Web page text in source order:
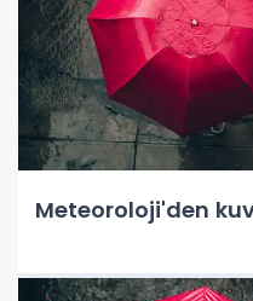
Meteoroloji'den